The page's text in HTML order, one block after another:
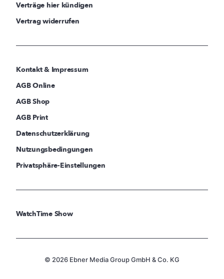
Verträge hier kündigen
Vertrag widerrufen
Kontakt & Impressum
AGB Online
AGB Shop
AGB Print
Datenschutzerklärung
Nutzungsbedingungen
Privatsphäre-Einstellungen
WatchTime Show
© 2026 Ebner Media Group GmbH & Co. KG